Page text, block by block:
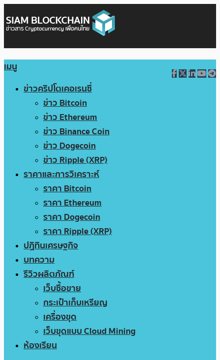
เมนู
ข่าวคริปโตเคอเรนซี่
ข่าว Bitcoin
ข่าว Ethereum
ข่าว Binance Coin
ข่าว Dogecoin
ข่าว Ripple (XRP)
ราคาและการวิเคราะห์
ราคา Bitcoin
ราคา Ethereum
ราคา Dogecoin
ราคา Ripple (XRP)
ปฏิทินเศรษฐกิจ
บทความ
รีวิวผลิตภัณฑ์
เว็บซื้อขาย
กระเป๋าเก็บเหรียญ
เครื่องขุด
เว็บขุดแบบ Cloud Mining
ห้องเรียน